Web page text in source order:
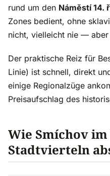
rund um den Náměstí 14.
Zones bedient, ohne
nicht, vielleicht nie — aber
Der praktische Reiz für
Linie) ist schnell, direkt
einige Regionalzüge
Preisaufschlag des
Wie Smíchov
Stadtvierteln